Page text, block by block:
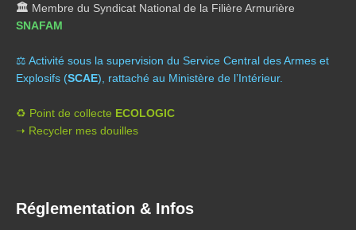
🏛️ Membre du Syndicat National de la Filière Armurière
SNAFAM
⚖️ Activité sous la supervision du Service Central des Armes et
Explosifs (SCAE), rattaché au Ministère de l’Intérieur.
♻️ Point de collecte ECOLOGIC
➝ Recycler mes douilles
Réglementation & Infos